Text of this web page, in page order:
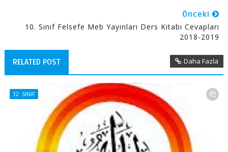
Önceki
10. Sınıf Felsefe Meb Yayınları Ders Kitabı Cevapları
2018-2019
RELATED POST Daha Fazla
12. SINIF